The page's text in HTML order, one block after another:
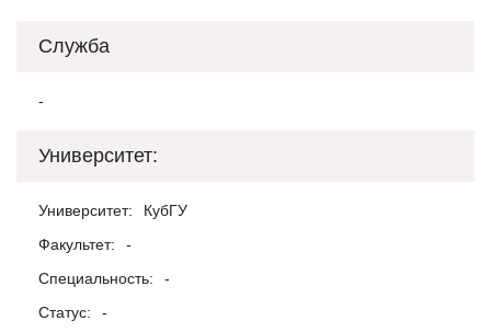
Служба
-
Университет:
Университет:
КубГУ
Факультет:
-
Специальность:
-
Статус:
-